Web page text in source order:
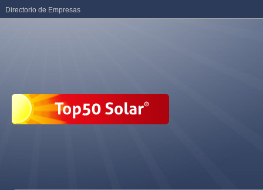
Directorio de Empresas